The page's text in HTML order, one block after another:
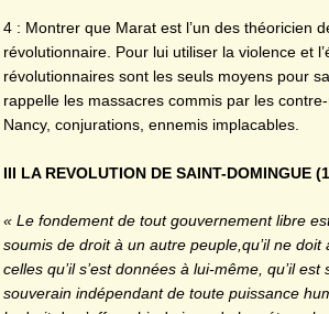
4 : Montrer que Marat est l’un des théoricien
révolutionnaire. Pour lui utiliser la violence et
révolutionnaires sont les seuls moyens pour
rappelle les massacres commis par les
Nancy, conjurations, ennemis implacables.
III LA REVOLUTION DE SAINT-DOMINGUE
« Le fondement de tout gouvernement libre
soumis de droit à un autre peuple,qu’il ne doit
celles qu’il s’est données à lui-même, qu’il
souverain indépendant de toute puissance